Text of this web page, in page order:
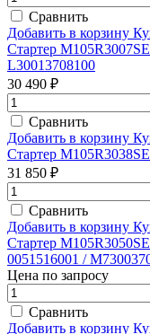
Сравнить
Добавить в корзину
Стартер
L30013708100
30 490 ₽
Сравнить
Добавить в корзину
Стартер
31 850 ₽
Сравнить
Добавить в корзину
Стартер
0051516001 /
Цена по запросу
Сравнить
Добавить в корзину